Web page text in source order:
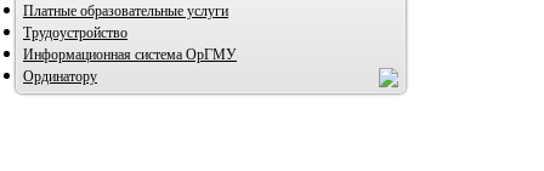
Платные образовательные услуги
Трудоустройство
Информационная система ОрГМУ
Ординатору